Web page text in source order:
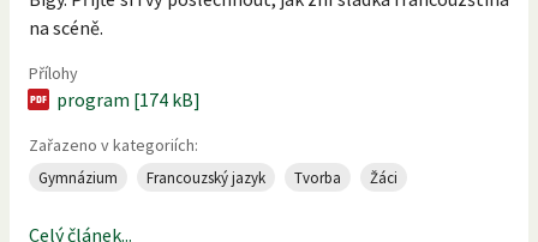
na scéně.
Přílohy
program [174 kB]
Zařazeno v kategoriích:
Gymnázium Francouzský jazyk Tvorba Žáci
Celý článek...